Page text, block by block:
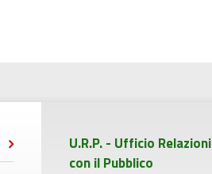
U.R.P. - Ufficio Relazioni
con il Pubblico